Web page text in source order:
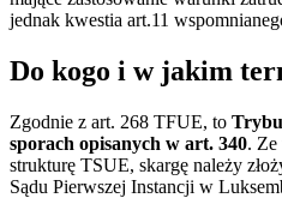
jednak kwestia art.11
Do kogo i w jakim
Zgodnie z art. 268 TFUE, to
sporach opisanych w art. 340. Ze
strukturę TSUE, skargę należy
Sądu Pierwszej Instancji w